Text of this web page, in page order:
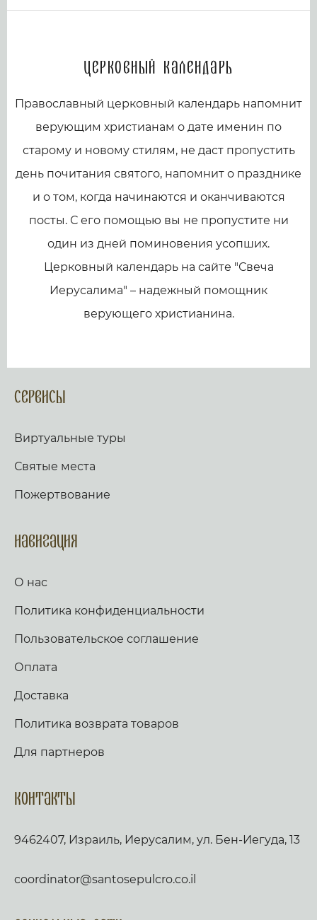
Церковный календарь
Православный церковный календарь напомнит
верующим христианам о дате именин по
старому и новому стилям, не даст пропустить
день почитания святого, напомнит о празднике
и о том, когда начинаются и оканчиваются
посты. С его помощью вы не пропустите ни
один из дней поминовения усопших.
Церковный календарь на сайте "Свеча
Иерусалима" – надежный помощник
верующего христианина.
Сервисы
Виртуальные туры
Святые места
Пожертвование
Навигация
О нас
Политика конфиденциальности
Пользовательское соглашение
Оплата
Доставка
Политика возврата товаров
Для партнеров
Контакты
9462407, Израиль, Иерусалим, ул. Бен-Иегуда, 13
coordinator@santosepulcro.co.il